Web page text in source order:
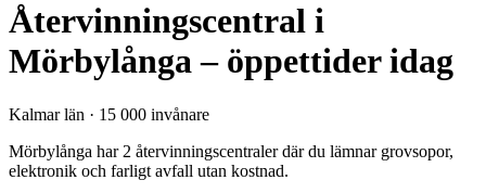
Återvinningscentral i
Mörbylånga – öppettider idag
Kalmar län · 15 000 invånare
Mörbylånga har 2 återvinningscentraler där du lämnar grovsopor,
elektronik och farligt avfall utan kostnad.